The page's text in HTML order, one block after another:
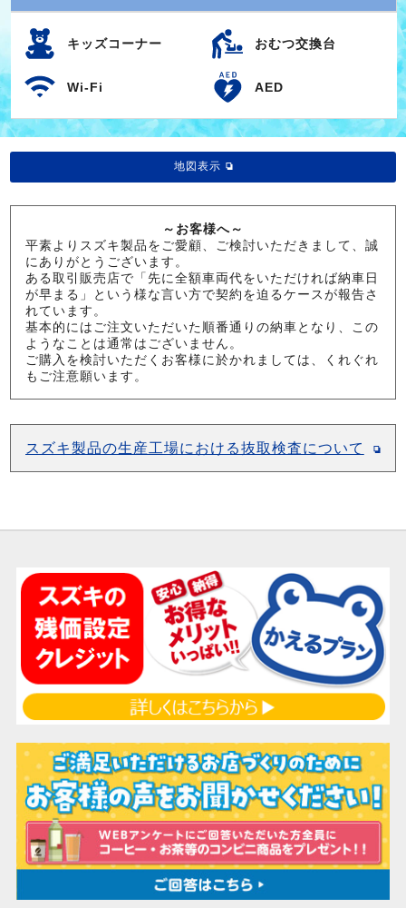
キッズコーナー おむつ交換台
Wi-Fi AED
地図表示
～お客様へ～
平素よりスズキ製品をご愛顧、ご検討いただきまして、誠
にありがとうございます。
ある取引販売店で「先に全額車両代をいただければ納車日
が早まる」という様な言い方で契約を迫るケースが報告さ
れています。
基本的にはご注文いただいた順番通りの納車となり、この
ようなことは通常はございません。
ご購入を検討いただくお客様に於かれましては、くれぐれ
もご注意願います。
スズキ製品の生産工場における抜取検査について